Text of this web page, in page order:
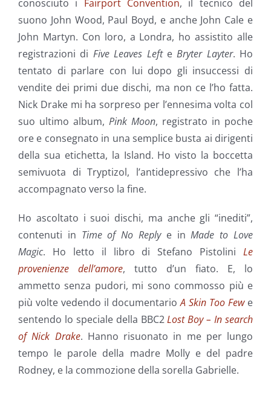
conosciuto i Fairport Convention, il tecnico del
suono John Wood, Paul Boyd, e anche John Cale e
John Martyn. Con loro, a Londra, ho assistito alle
registrazioni di Five Leaves LefteBryter Layter. Ho
tentato di parlare con lui dopo gli insuccessi di
vendite dei primi due dischi, ma non ce l’ho fatta.
Nick Drake mi ha sorpreso per l’ennesima volta col
suo ultimo album, Pink Moon, registrato in poche
ore e consegnato in una semplice busta ai dirigenti
della sua etichetta, la Island. Ho visto la boccetta
semivuota di Tryptizol, l’antidepressivo che l’ha
accompagnato verso la fine.
Ho ascoltato i suoi dischi, ma anche gli “inediti”,
contenuti in Time of No Replye inMade to Love
Magic. Ho letto il libro di Stefano Pistolini Le
provenienze dell’amore, tutto d’un fiato. E, lo
ammetto senza pudori, mi sono commosso più e
più volte vedendo il documentarioA Skin Too Fewe
sentendo lo speciale della BBC2Lost Boy – In search
of Nick Drake. Hanno risuonato in me per lungo
tempo le parole della madre Molly e del padre
Rodney, e la commozione della sorella Gabrielle.